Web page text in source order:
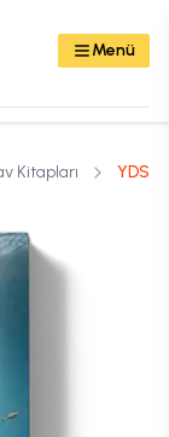
Menü
Kitapları YDS